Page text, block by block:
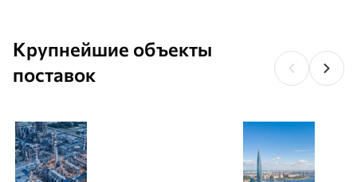
Крупнейшие объекты
поставок